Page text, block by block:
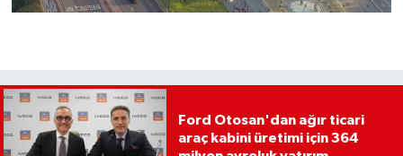
Ford Otosan'dan ağır ticari
araç kabini üretimi için 364